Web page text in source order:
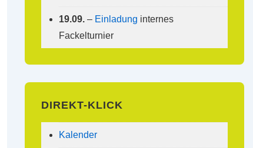
19.09. – Einladung internes
Fackelturnier
DIREKT-KLICK
Kalender